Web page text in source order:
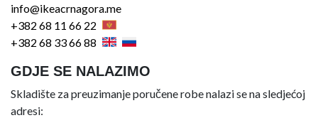
info@ikeacrnagora.me
+382 68 11 66 22
+382 68 33 66 88
GDJE SE NALAZIMO
Skladište za preuzimanje poručene robe nalazi se na sledjećoj
adresi: